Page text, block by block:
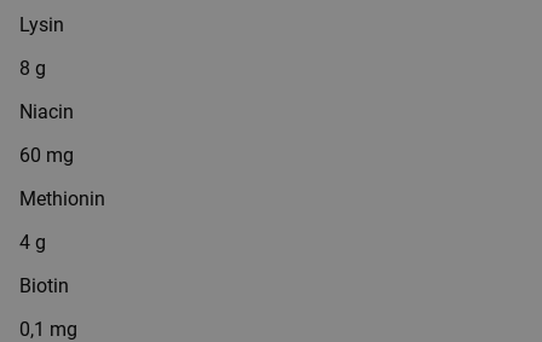
Lysin
8 g
Niacin
60 mg
Methionin
4 g
Biotin
0,1 mg